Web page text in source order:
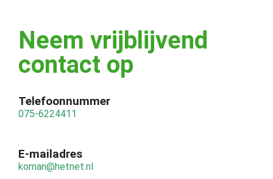
Neem vrijblijvend
contact op
Telefoonnummer
075-6224411
E-mailadres
koman@hetnet.nl